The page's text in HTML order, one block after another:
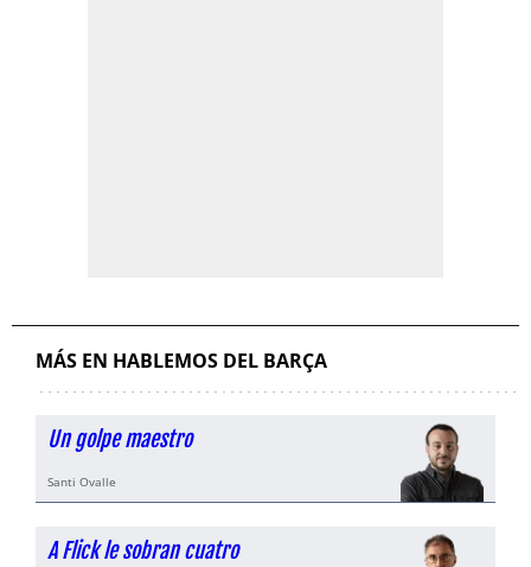
MÁS EN HABLEMOS DEL BARÇA
Un golpe maestro
Santi Ovalle
A Flick le sobran cuatro